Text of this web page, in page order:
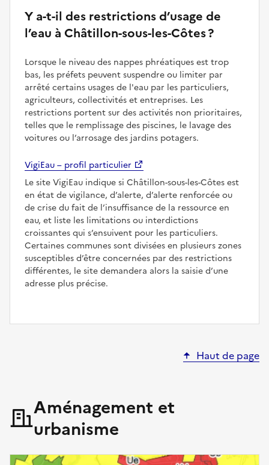
Y a-t-il des restrictions d’usage de
l’eau à Châtillon-sous-les-Côtes ?
Lorsque le niveau des nappes phréatiques est trop
bas, les préfets peuvent suspendre ou limiter par
arrêté certains usages de l'eau par les particuliers,
agriculteurs, collectivités et entreprises. Les
restrictions portent sur des activités non prioritaires,
telles que le remplissage des piscines, le lavage des
voitures ou l’arrosage des jardins potagers.
VigiEau – profil particulier
Le site VigiEau indique si Châtillon-sous-les-Côtes est
en état de vigilance, d’alerte, d’alerte renforcée ou
de crise du fait de l’insuffisance de la ressource en
eau, et liste les limitations ou interdictions
croissantes qui s’ensuivent pour les particuliers.
Certaines communes sont divisées en plusieurs zones
susceptibles d’être concernées par des restrictions
différentes, le site demandera alors la saisie d’une
adresse plus précise.
Haut de page
Aménagement et
urbanisme